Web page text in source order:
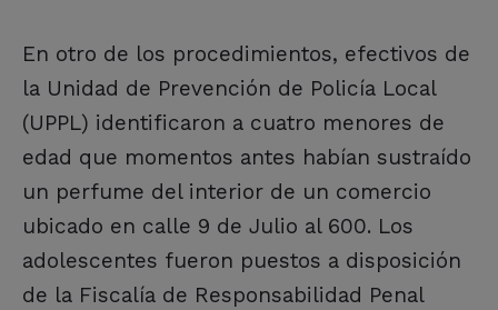
En otro de los procedimientos, efectivos de
la Unidad de Prevención de Policía Local
(UPPL) identificaron a cuatro menores de
edad que momentos antes habían sustraído
un perfume del interior de un comercio
ubicado en calle 9 de Julio al 600. Los
adolescentes fueron puestos a disposición
de la Fiscalía de Responsabilidad Penal